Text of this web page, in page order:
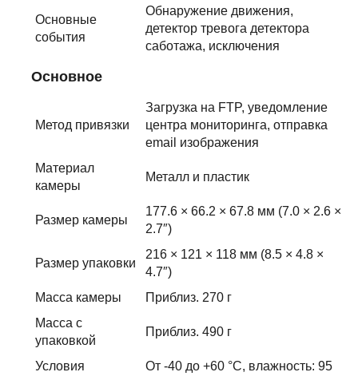
Основные
события
Обнаружение движения,
детектор тревога детектора
саботажа, исключения
Основное
Метод привязки
Загрузка на FTP, уведомление
центра мониторинга, отправка
email изображения
Материал
камеры
Металл и пластик
Размер камеры
177.6 × 66.2 × 67.8 мм (7.0 × 2.6 ×
2.7″)
Размер упаковки
216 × 121 × 118 мм (8.5 × 4.8 ×
4.7″)
Масса камеры
Приблиз. 270 г
Масса с
упаковкой
Приблиз. 490 г
Условия
От -40 до +60 °C, влажность: 95